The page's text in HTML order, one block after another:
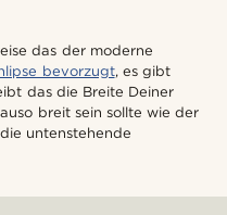
das der moderne
bevorzugt, es gibt
das die Breite Deiner
breit sein sollte wie der
untenstehende